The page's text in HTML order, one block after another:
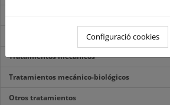
Tratamientos biológicos: biometanización
Tratamientos mecánicos
Tratamientos mecánico-biológicos
Otros tratamientos
Configuració cookies